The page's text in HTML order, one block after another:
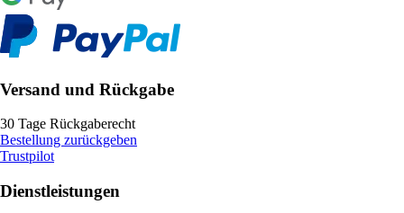
Versand und Rückgabe
30 Tage Rückgaberecht
Bestellung zurückgeben
Trustpilot
Dienstleistungen